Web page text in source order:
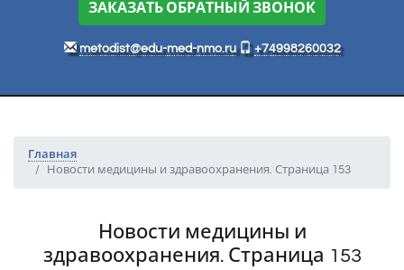
ЗАКАЗАТЬ ОБРАТНЫЙ ЗВОНОК
metodist@edu-med-nmo.ru +74998260032
Главная
Новости медицины и здравоохранения. Страница 153
Новости медицины и
здравоохранения. Страница 153